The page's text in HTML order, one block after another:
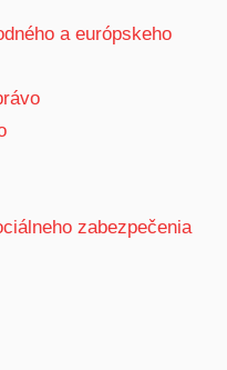
a európskeho
zabezpečenia